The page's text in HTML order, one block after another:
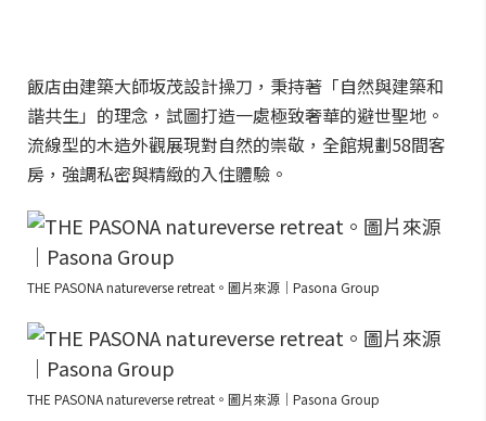
飯店由建築大師坂茂設計操刀，秉持著「自然與建築和
諧共生」的理念，試圖打造一處極致奢華的避世聖地。
流線型的木造外觀展現對自然的崇敬，全館規劃58間客
房，強調私密與精緻的入住體驗。
THE PASONA natureverse retreat。圖片來源｜Pasona Group
THE PASONA natureverse retreat。圖片來源｜Pasona Group